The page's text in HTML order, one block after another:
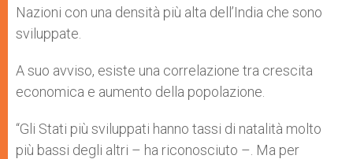
Nazioni con una densità più alta dell’India che sono
sviluppate.
A suo avviso, esiste una correlazione tra crescita
economica e aumento della popolazione.
“Gli Stati più sviluppati hanno tassi di natalità molto
più bassi degli altri – ha riconosciuto –. Ma per